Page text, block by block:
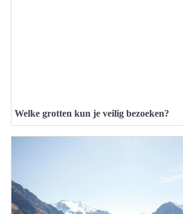
Welke grotten kun je veilig bezoeken?